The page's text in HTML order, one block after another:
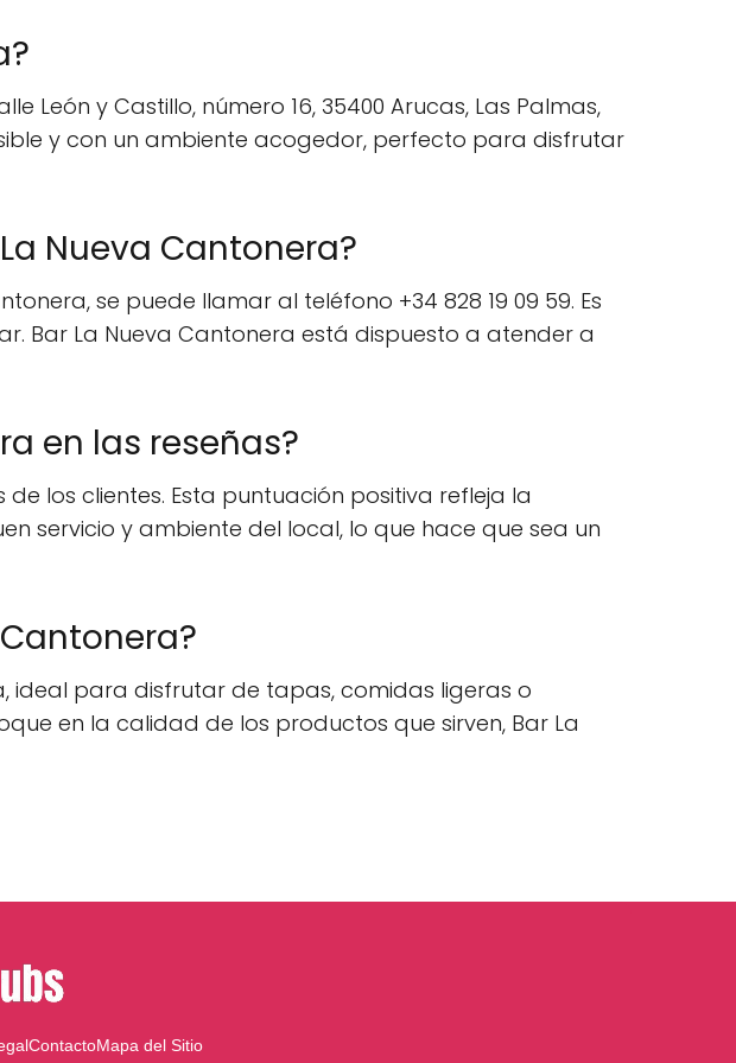
León y Castillo, número 16, 35400 Arucas, Las Palmas,
y con un ambiente acogedor, perfecto para disfrutar
Nueva Cantonera?
se puede llamar al teléfono +34 828 19 09 59. Es
Bar La Nueva Cantonera está dispuesto a atender a
en las reseñas?
los clientes. Esta puntuación positiva refleja la
servicio y ambiente del local, lo que hace que sea un
ideal para disfrutar de tapas, comidas ligeras o
en la calidad de los productos que sirven, Bar La
ContactoMapa del Sitio